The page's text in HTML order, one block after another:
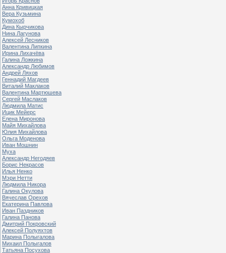
Анна Кривицкая
Вера Кузьмина
Кумохоб
Дина Кырчикова
Нина Лагунова
Алексей Лесников
Валентина Липкина
Ирина Лихачёва
Галина Ложкина
Александр Любимов
Андрей Ляхов
Геннадий Магдеев
Виталий Маклаков
Валентина Мартюшева
Сергей Маслаков
Людмила Матис
Ицик Мейерс
Елена Миронова
Майя Михайлова
Юлия Михайлова
Ольга Моденова
Иван Мошнин
Муха
Александр Негодяев
Борис Некрасов
Илья Ненко
Мэри Нетти
Людмила Никора
Галина Окулова
Вячеслав Орехов
Екатерина Павлова
Иван Паздников
Галина Панова
Дмитрий Покровский
Алексей Полуяхтов
Марина Полыгалова
Михаил Полыгалов
Татьяна Посухова